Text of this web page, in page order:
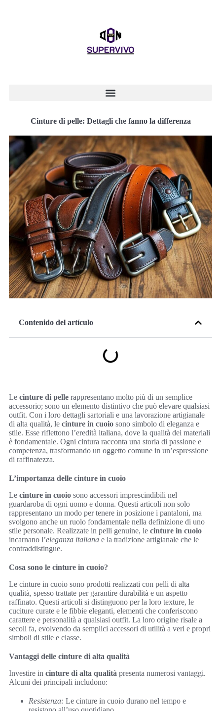
Cinture di pelle: Dettagli che fanno la differenza
Contenido del artículo
Le cinture di pelle rappresentano molto più di un semplice
accessorio; sono un elemento distintivo che può elevare qualsiasi
outfit. Con i loro dettagli sartoriali e una lavorazione artigianale
di alta qualità, le cinture in cuoio sono simbolo di eleganza e
stile. Esse riflettono l’eredità italiana, dove la qualità dei materiali
è fondamentale. Ogni cintura racconta una storia di passione e
competenza, trasformando un oggetto comune in un’espressione
di raffinatezza.
L’importanza delle cinture in cuoio
Le cinture in cuoio sono accessori imprescindibili nel
guardaroba di ogni uomo e donna. Questi articoli non solo
rappresentano un modo per tenere in posizione i pantaloni, ma
svolgono anche un ruolo fondamentale nella definizione di uno
stile personale. Realizzate in pelli genuine, le cinture in cuoio
incarnano l’eleganza italiana e la tradizione artigianale che le
contraddistingue.
Cosa sono le cinture in cuoio?
Le cinture in cuoio sono prodotti realizzati con pelli di alta
qualità, spesso trattate per garantire durabilità e un aspetto
raffinato. Questi articoli si distinguono per la loro texture, le
cuciture curate e le fibbie eleganti, elementi che conferiscono
carattere e personalità a qualsiasi outfit. La loro origine risale a
secoli fa, evolvendo da semplici accessori di utilità a veri e propri
simboli di stile e classe.
Vantaggi delle cinture di alta qualità
Investire in cinture di alta qualità presenta numerosi vantaggi.
Alcuni dei principali includono:
Resistenza: Le cinture in cuoio durano nel tempo e